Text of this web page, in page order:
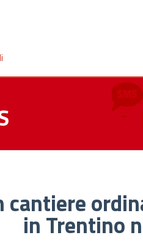
cantiere
in Trentino